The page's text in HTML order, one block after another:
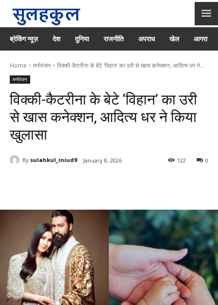
ब्रेकिंग न्यूज़ देश दुनिया राजनीति अपराध खेल आगरा
Home मनोरंजन विक्की-कैटरीना के बेटे ‘विहान’ का उरी से खास कनेक्शन, आदित्य धर ने...
मनोरंजन
विक्की-कैटरीना के बेटे ‘विहान’ का उरी
से खास कनेक्शन, आदित्य धर ने किया
खुलासा
By sulahkul_iniud9 January 8, 2026 0
122